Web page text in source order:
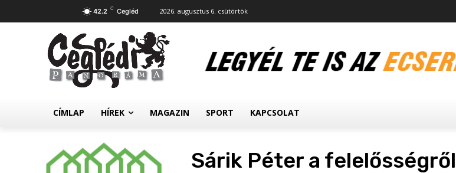
42.2 C Cegléd 2026. augusztus 6. csütörtök
CÍMLAP HÍREK MAGAZIN SPORT KAPCSOLAT
Sárik Péter a